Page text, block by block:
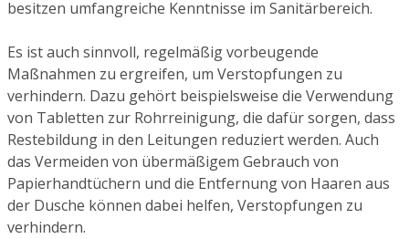
besitzen umfangreiche Kenntnisse im Sanitärbereich.
Es ist auch sinnvoll, regelmäßig vorbeugende
Maßnahmen zu ergreifen, um Verstopfungen zu
verhindern. Dazu gehört beispielsweise die Verwendung
von Tabletten zur Rohrreinigung, die dafür sorgen, dass
Restebildung in den Leitungen reduziert werden. Auch
das Vermeiden von übermäßigem Gebrauch von
Papierhandtüchern und die Entfernung von Haaren aus
der Dusche können dabei helfen, Verstopfungen zu
verhindern.